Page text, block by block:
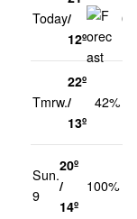
Today/
12º
Tmrw.
22º
/
13º
42%
Sun.
9
20º
/
14º
100%